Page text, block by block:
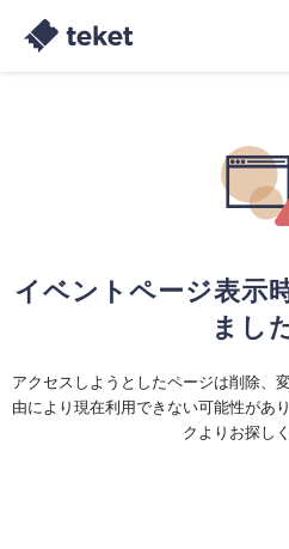
イベントページ表示
まし
アクセスしようとしたページは削除、
由により現在利用できない可能性があ
クよりお探し